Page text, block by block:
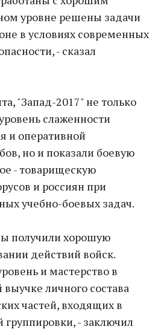
уровне решены задачи
в условиях современных
- сказал
"Запад-2017" не только
слаженности
и оперативной
но и показали боевую
- товарищескую
и россиян при
учебно-боевых задач.
получили хорошую
действий войск.
и мастерство в
личного состава
частей, входящих в
группировки, - заключил